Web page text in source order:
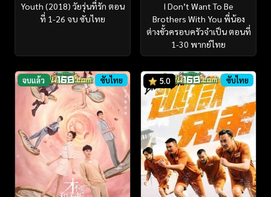
Youth (2018) วัยรุ่นที่รัก ตอน
ที่ 1-26 จบ ซับไทย
I Don’t Want To Be
Brothers With You พี่น้อง
ต่างขั้วครอบครัวจำเป็น ตอนที่
1-30 พากย์ไทย
จบแล้ว ซับไทย 5.0 ซับไทย